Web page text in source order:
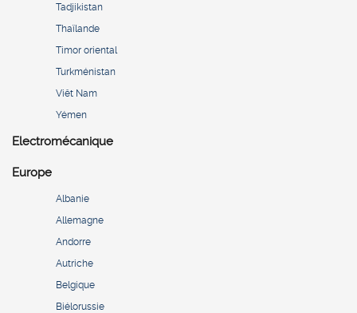
Tadjikistan
Thaïlande
Timor oriental
Turkménistan
Viêt Nam
Yémen
Electromécanique
Europe
Albanie
Allemagne
Andorre
Autriche
Belgique
Biélorussie